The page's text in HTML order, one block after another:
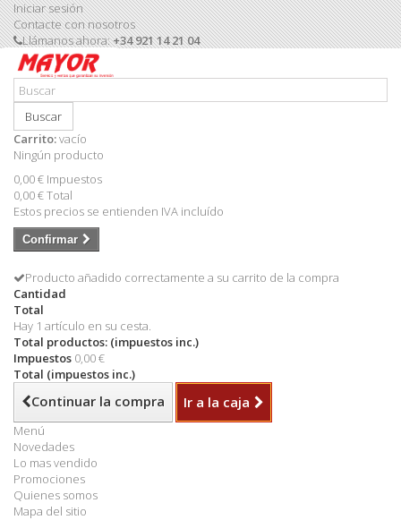
Iniciar sesión
Contacte con nosotros
Llámanos ahora:+34 921 14 21 04
Buscar
Carrito:vacío
Ningún producto
0,00 € Impuestos
0,00 €Total
Estos precios se entienden IVA incluído
Confirmar
Producto añadido correctamente a su carrito de la compra
Cantidad
Total
Hay 1 artículo en su cesta.
Total productos: (impuestos inc.)
Impuestos 0,00 €
Total (impuestos inc.)
Continuar la compra Ir a la caja
Menú
Novedades
Lo mas vendido
Promociones
Quienes somos
Mapa del sitio